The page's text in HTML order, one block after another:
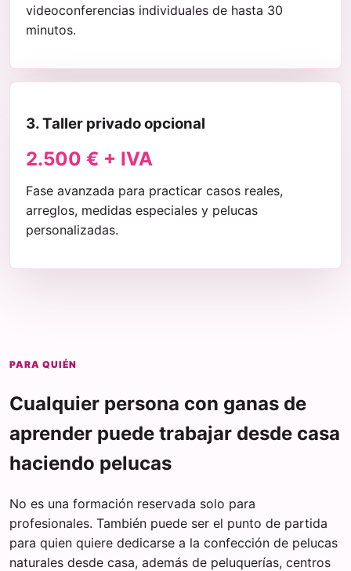
videoconferencias individuales de hasta 30
minutos.
3. Taller privado opcional
2.500 € + IVA
Fase avanzada para practicar casos reales,
arreglos, medidas especiales y pelucas
personalizadas.
PARA QUIÉN
Cualquier persona con ganas de
aprender puede trabajar desde casa
haciendo pelucas
No es una formación reservada solo para
profesionales. También puede ser el punto de partida
para quien quiere dedicarse a la confección de pelucas
naturales desde casa, además de peluquerías, centros